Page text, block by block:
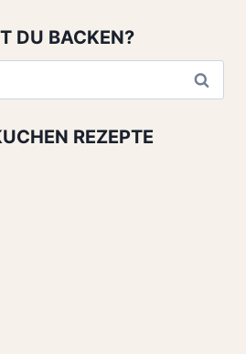
DU BACKEN?
REZEPTE